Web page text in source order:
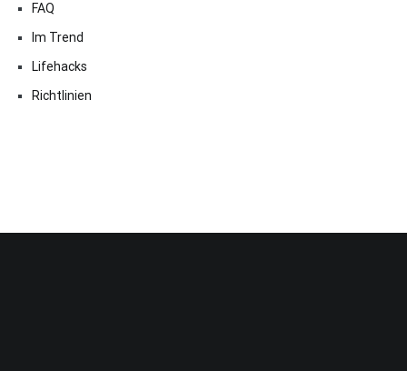
FAQ
Im Trend
Lifehacks
Richtlinien